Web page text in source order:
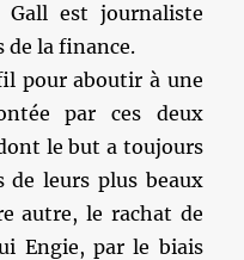
Gall est journaliste
de la finance.
pour aboutir à une
par ces deux
le but a toujours
de leurs plus beaux
autre, le rachat de
Engie, par le biais